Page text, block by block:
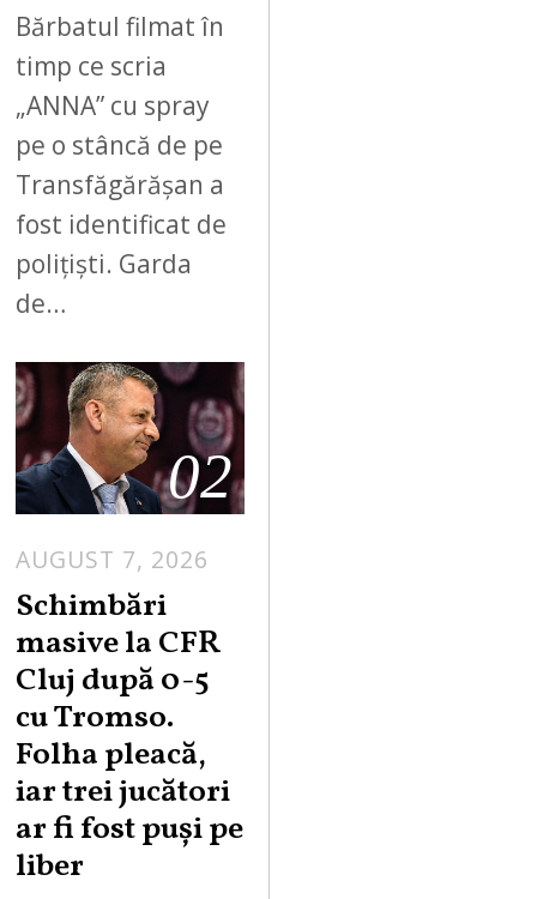
Bărbatul filmat în
timp ce scria
„ANNA” cu spray
pe o stâncă de pe
Transfăgărășan a
fost identificat de
polițiști. Garda
de…
02
AUGUST 7, 2026
Schimbări
masive la CFR
Cluj după 0-5
cu Tromso.
Folha pleacă,
iar trei jucători
ar fi fost puși pe
liber